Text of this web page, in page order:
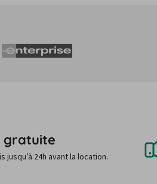
gratuite
jusqu’à 24h avant la location.